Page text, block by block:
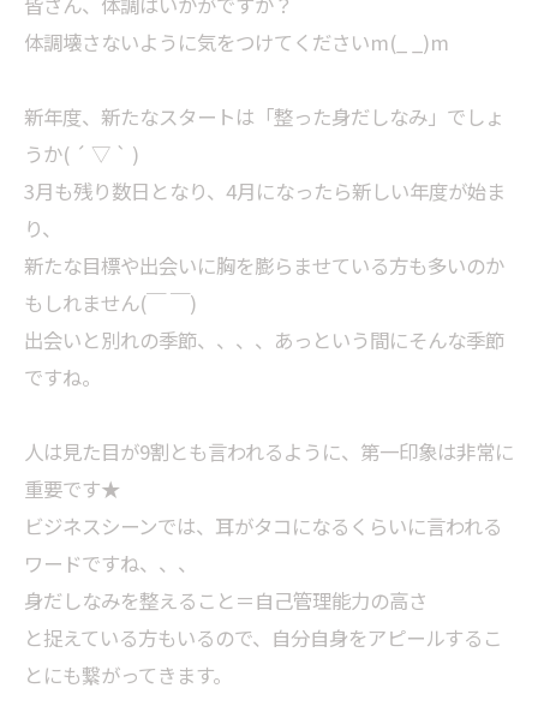
体調壊さないように気をつけてくださいm(_ _)m
新年度、新たなスタートは「整った身だしなみ」でしょ
うか( ´ ▽ ` )
3月も残り数日となり、4月になったら新しい年度が始ま
り、
新たな目標や出会いに胸を膨らませている方も多いのか
もしれません(￣ ￣)
出会いと別れの季節、、、、あっという間にそんな季節
ですね。
人は見た目が9割とも言われるように、第一印象は非常に
重要です★
ビジネスシーンでは、耳がタコになるくらいに言われる
ワードですね、、、
身だしなみを整えること＝自己管理能力の高さ
と捉えている方もいるので、自分自身をアピールするこ
とにも繋がってきます。